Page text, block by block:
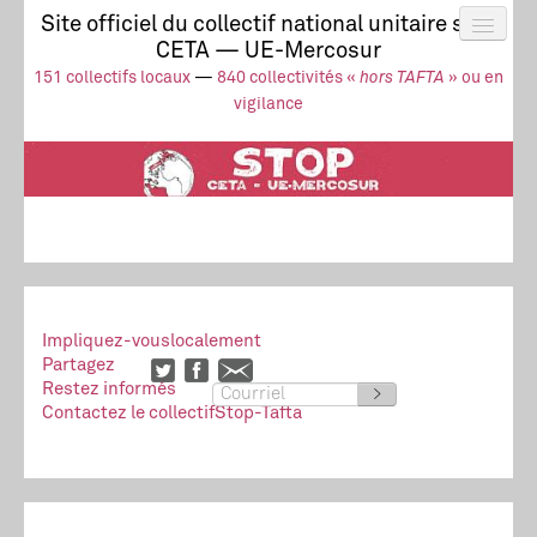
Site officiel du collectif national unitaire stop
CETA — UE-Mercosur
151 collectifs locaux — 840 collectivités « hors TAFTA » ou en
vigilance
Actus
UE-Mercosur
Stop à l’impunité !
TAFTA
CETA
Collectif
Impliquez-vouslocalement
Partagez
Restez informés
>
Contactez le collectifStop-Tafta